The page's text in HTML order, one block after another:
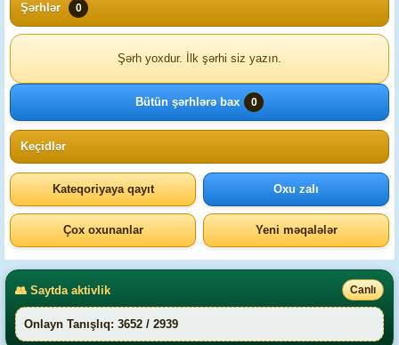
Şərhlər 0
Şərh yoxdur. İlk şərhi siz yazın.
Bütün şərhlərə bax 0
Keçidlər
Kateqoriyaya qayıt Oxu zalı
Çox oxunanlar Yeni məqalələr
👥 Saytda aktivlik Canlı
Onlayn Tanışlıq: 3652 / 2939